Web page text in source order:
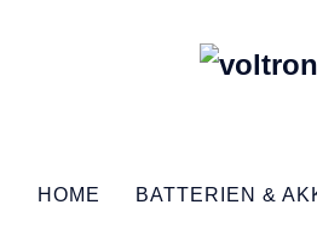
HOME BATTERIEN &